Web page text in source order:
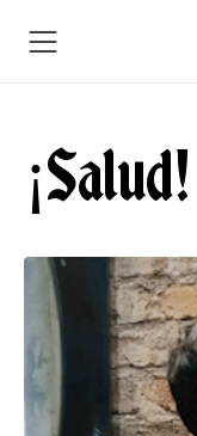
¡Salud!